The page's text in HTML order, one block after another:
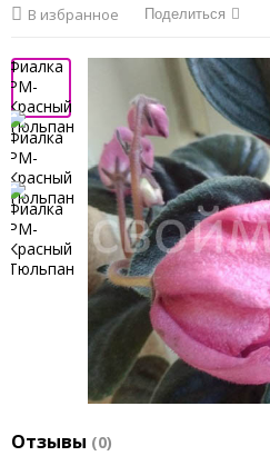
В избранное Поделиться
Отзывы (0)